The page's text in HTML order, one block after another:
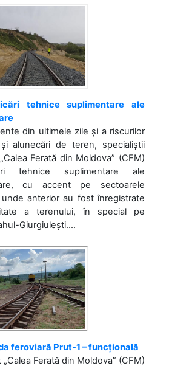
tehnice suplimentare ale
din ultimele zile și a riscurilor
alunecări de teren, specialiștii
Ferată din Moldova” (CFM)
tehnice suplimentare ale
cu accent pe sectoarele
anterior au fost înregistrate
a terenului, în special pe
Giurgiulești....
feroviară Prut-1 – funcțională
Ferată din Moldova” (CFM)